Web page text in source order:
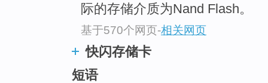
际的存储介质为Nand Flash。
基于570个网页-相关网页
快闪存储卡
短语